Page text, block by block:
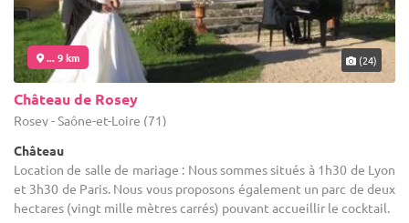
... 9 km (24)
Château de Rosey
Rosey - Saône-et-Loire (71)
Château
Location de salle de mariage : Nous sommes situés à 1h30 de Lyon
et 3h30 de Paris. Nous vous proposons également un parc de deux
hectares (vingt mille mètres carrés) pouvant accueillir le cocktail.